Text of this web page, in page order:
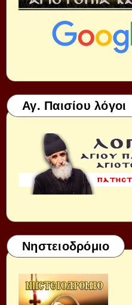
Αγ. Παισίου λόγοι
Νηστειοδρόμιο